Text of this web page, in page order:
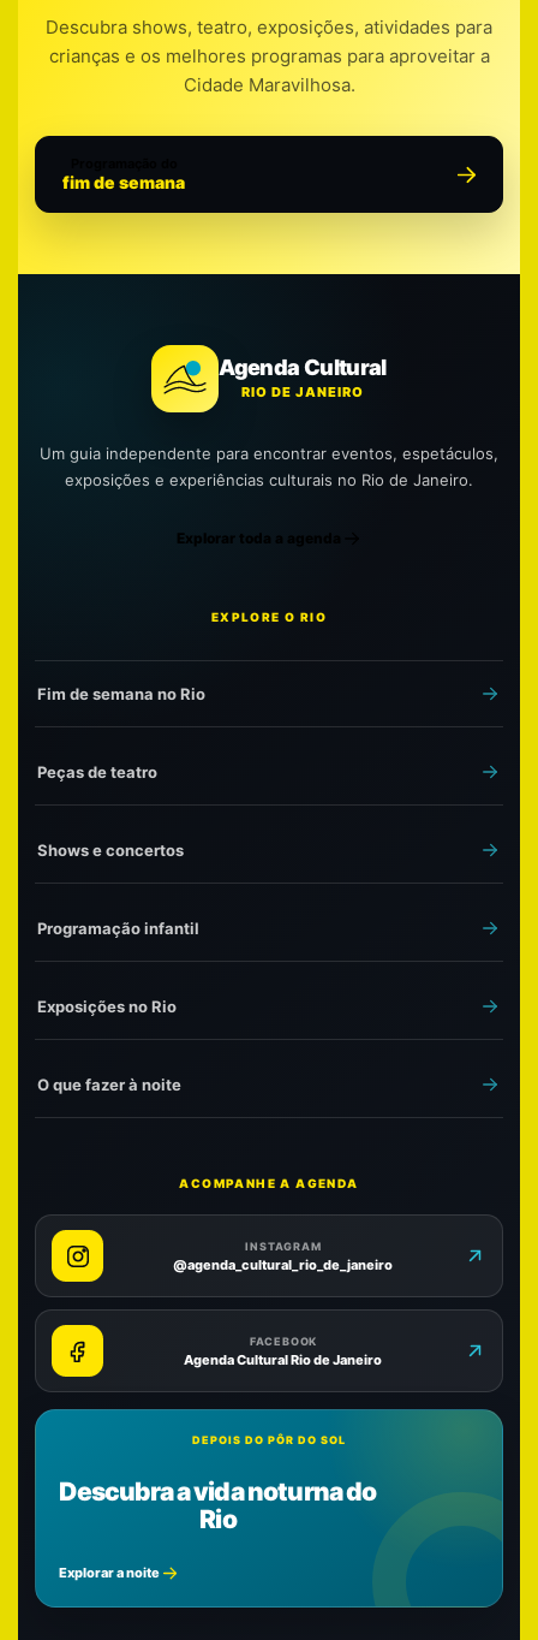
Descubra shows, teatro, exposições, atividades para
crianças e os melhores programas para aproveitar a
Cidade Maravilhosa.
fim de semana
Agenda Cultural
RIO DE JANEIRO
Um guia independente para encontrar eventos, espetáculos,
exposições e experiências culturais no Rio de Janeiro.
Explorar toda a agenda
EXPLORE O RIO
Fim de semana no Rio
Peças de teatro
Shows e concertos
Programação infantil
Exposições no Rio
O que fazer à noite
ACOMPANHE A AGENDA
INSTAGRAM
@agenda_cultural_rio_de_janeiro
FACEBOOK
Agenda Cultural Rio de Janeiro
DEPOIS DO PÔR DO SOL
Descubra a vida noturna do
Rio
Explorar a noite